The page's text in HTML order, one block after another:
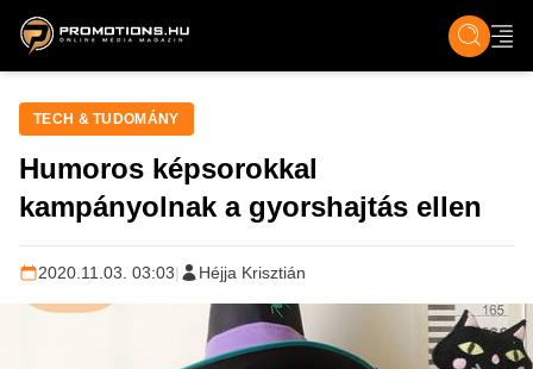
ZENE, FILM & KULT ÉLET TECH &
TECH & TUDOMÁNY
Humoros képsorokkal
kampányolnak a gyorshajtás ellen
2020.11.03. 03:03| Héjja Krisztián